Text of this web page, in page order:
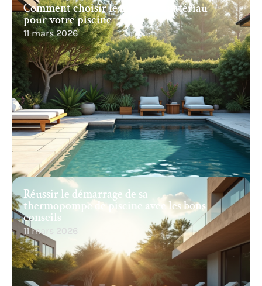
Comment choisir le meilleur matériau
pour votre piscine
11 mars 2026
Réussir le démarrage de sa
thermopompe de piscine avec les bons
conseils
11 mars 2026